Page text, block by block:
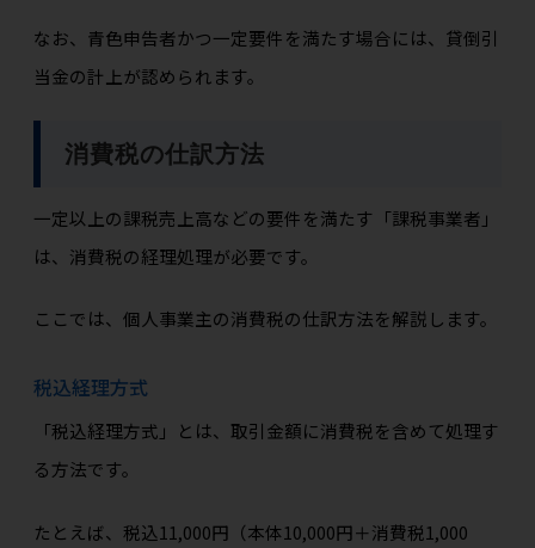
なお、青色申告者かつ一定要件を満たす場合には、貸倒引
当金の計上が認められます。
消費税の仕訳方法
一定以上の課税売上高などの要件を満たす「課税事業者」
は、消費税の経理処理が必要です。
ここでは、個人事業主の消費税の仕訳方法を解説します。
税込経理方式
「税込経理方式」とは、取引金額に消費税を含めて処理す
る方法です。
たとえば、税込11,000円（本体10,000円＋消費税1,000